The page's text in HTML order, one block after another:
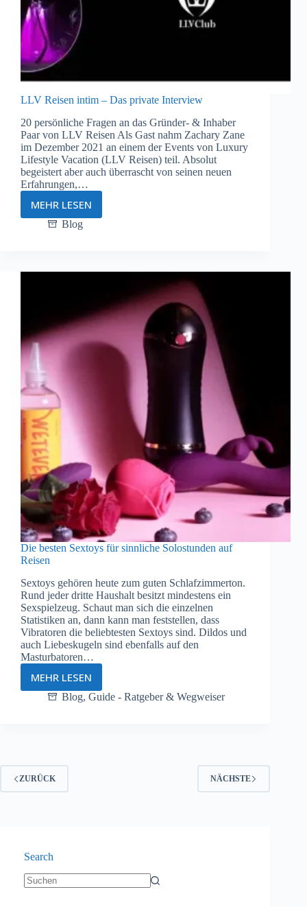
LLV Reisen intim – Das private Interview
20 persönliche Fragen an das Gründer- & Inhaber
Paar von LLV Reisen Als Gast nahm Zachary Zane
im Dezember 2021 an einem der Events von Luxury
Lifestyle Vacation (LLV Reisen) teil. Absolut
begeistert aber auch überrascht von seinen neuen
Erfahrungen,…
MEHR LESEN
LLV
Reisen
Blog
Die besten Sextoys für sinnliche Solostunden auf
Reisen
Sextoys gehören heute zum guten Schlafzimmerton.
Rund jeder dritte Haushalt besitzt mindestens ein
Sexspielzeug. Schaut man sich die einzelnen
Statistiken an, dann kann man feststellen, dass
Vibratoren die beliebtesten Sextoys sind. Dildos und
auch Liebeskugeln sind ebenfalls auf den
Masturbatoren…
MEHR LESEN
Die
besten
auf
Blog, Guide - Ratgeber & Wegweiser
ZURÜCK NÄCHSTE
Search